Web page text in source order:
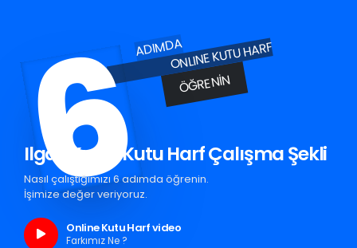
6ADIMDAONLINE KUTU HARF
ÖĞRENIN
Ilgaz Krom Kutu Harf Çalışma Şekli
Nasıl çalıştığımızı 6 adımda öğrenin.
İşimize değer veriyoruz.
Online Kutu Harf video
Farkımız Ne ?